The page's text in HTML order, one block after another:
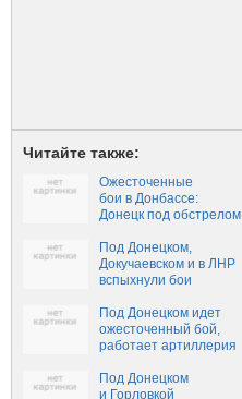
Читайте также:
Ожесточенные
бои в Донбассе:
Донецк под обстрелом
Под Донецком,
Докучаевском и в ЛНР
вспыхнули бои
Под Донецком идет
ожесточенный бой,
работает артиллерия
Под Донецком
и Горловкой